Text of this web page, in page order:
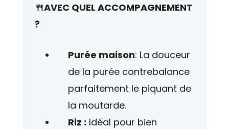
🍴AVEC QUEL ACCOMPAGNEMENT
?
Purée maison: La douceur
de la purée contrebalance
parfaitement le piquant de
la moutarde.
Riz : Idéal pour bien